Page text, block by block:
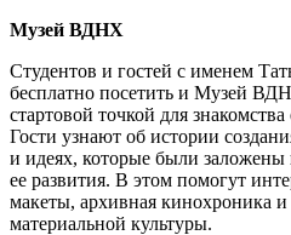
Музей ВДНХ
Студентов и гостей с именем
бесплатно посетить и Музей
стартовой точкой для
Гости узнают об истории
и идеях, которые были заложены
ее развития. В этом помогут
макеты, архивная кинохроника
материальной культуры.